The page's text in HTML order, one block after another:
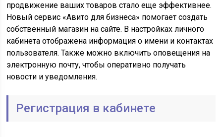
продвижение ваших товаров стало еще эффективнее.
Новый сервис «Авито для бизнеса» помогает создать
собственный магазин на сайте. В настройках личного
кабинета отображена информация о имени и контактах
пользователя. Также можно включить оповещения на
электронную почту, чтобы оперативно получать
новости и уведомления.
Регистрация в кабинете